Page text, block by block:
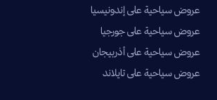
عروض سياحية على إندونيسيا
عروض سياحية على جورجيا
عروض سياحية على أذربيجان
عروض سياحية على تايلاند